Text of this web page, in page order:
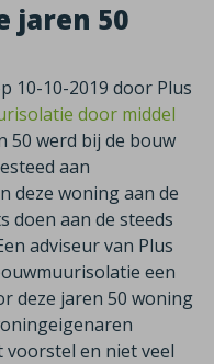
jaren 50
10-10-2019 door Plus
door middel
50 werd bij de bouw
aan
deze woning aan de
doen aan de steeds
adviseur van Plus
een
deze jaren 50 woning
en niet veel